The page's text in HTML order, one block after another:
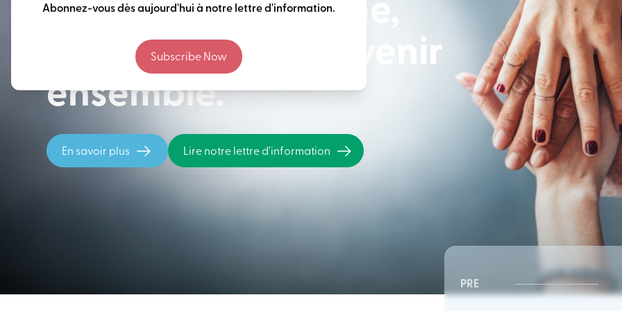
Abonnez-vous dès aujourd'hui à notre lettre d'information.
Subscribe Now
Penser à long terme,
construire notre avenir
ensemble.
En savoir plus Lire notre lettre d'information
PRE
CSR Sud-Est | Conseil